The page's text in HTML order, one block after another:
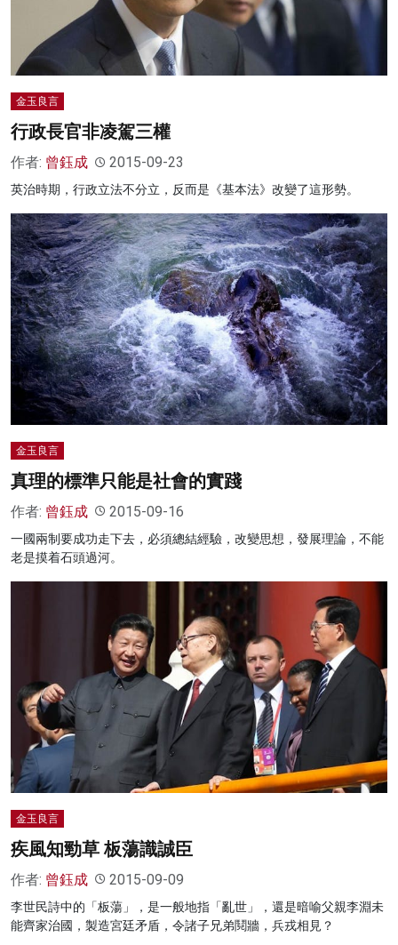
金玉良言
行政長官非凌駕三權
作者: 曾鈺成 2015-09-23
英治時期，行政立法不分立，反而是《基本法》改變了這形勢。
金玉良言
真理的標準只能是社會的實踐
作者: 曾鈺成 2015-09-16
一國兩制要成功走下去，必須總結經驗，改變思想，發展理論，不能
老是摸着石頭過河。
金玉良言
疾風知勁草 板蕩識誠臣
作者: 曾鈺成 2015-09-09
李世民詩中的「板蕩」，是一般地指「亂世」，還是暗喻父親李淵未
能齊家治國，製造宮廷矛盾，令諸子兄弟鬩牆，兵戎相見？